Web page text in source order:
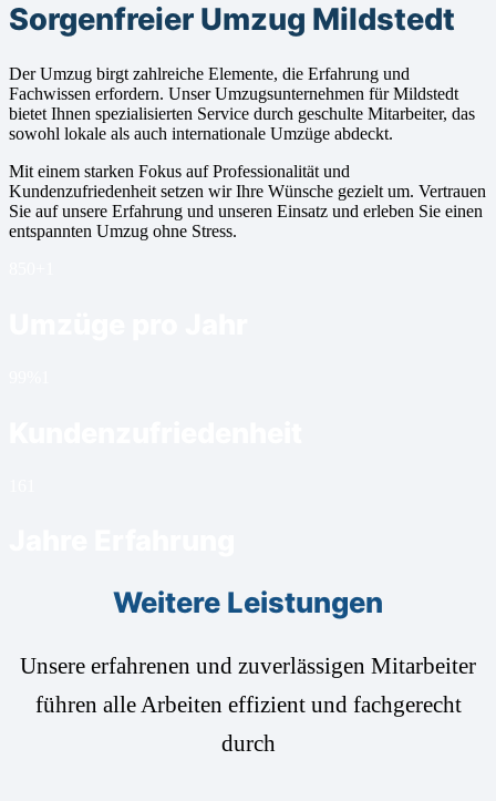
Sorgenfreier Umzug Mildstedt
Der Umzug birgt zahlreiche Elemente, die Erfahrung und
Fachwissen erfordern. Unser Umzugsunternehmen für Mildstedt
bietet Ihnen spezialisierten Service durch geschulte Mitarbeiter, das
sowohl lokale als auch internationale Umzüge abdeckt.
Mit einem starken Fokus auf Professionalität und
Kundenzufriedenheit setzen wir Ihre Wünsche gezielt um. Vertrauen
Sie auf unsere Erfahrung und unseren Einsatz und erleben Sie einen
entspannten Umzug ohne Stress.
Weitere Leistungen
Unsere erfahrenen und zuverlässigen Mitarbeiter
führen alle Arbeiten effizient und fachgerecht
durch